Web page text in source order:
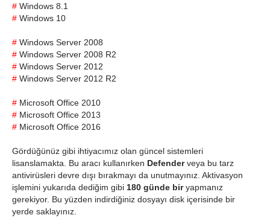
# Windows 8.1
# Windows 10
# Windows Server 2008
# Windows Server 2008 R2
# Windows Server 2012
# Windows Server 2012 R2
# Microsoft Office 2010
# Microsoft Office 2013
# Microsoft Office 2016
Gördüğünüz gibi ihtiyacımız olan güncel sistemleri
lisanslamakta. Bu aracı kullanırken Defenderveya bu tarz
antivirüsleri devre dışı bırakmayı da unutmayınız. Aktivasyon
işlemini yukarıda dediğim gibi 180 günde biryapmanız
gerekiyor. Bu yüzden indirdiğiniz dosyayı disk içerisinde bir
yerde saklayınız.